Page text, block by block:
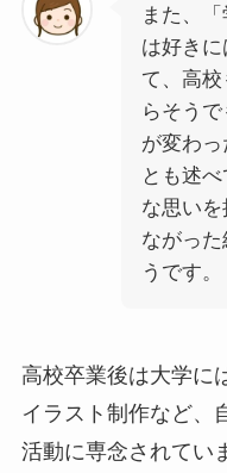
また、
は好きに
て、高
らそう
が変わっ
とも述
な思い
ながっ
うです。
高校卒業後は大学に
イラスト制作など、
活動に専念されてい